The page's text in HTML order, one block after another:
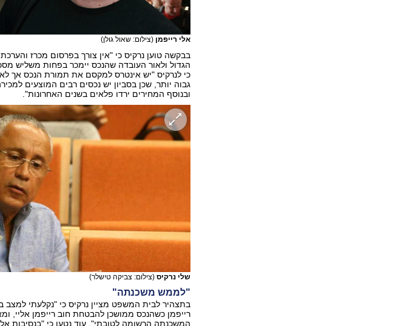
אלי רייפמן (צילום: שאול גולן)
בבקשה טוען נרקיס כי "אין צורך בפרסום מכרז
הגדול ולאור העובדה שהנכס יימכר בפחות משליש
כי לנרקיס "יש אינטרס למקסם את תמורת הנכס אך
גבוה יותר, שכן בסביון יש נכסים רבים המוצעים
ובנוסף המחירים ירדו פלאים בשנים האחרונות".
שלי נרקיס (צילום: צביקה טישלר)
"לממש משכנתה"
בתצהיר לבית המשפט מציין נרקיס כי "נקלעתי למצב
רייפמן כשהנכס ממושכן להבטחת חוב רייפמן אליי,
המשכנתה הרשומה לטובתי". עוד נטען כי "בנסיבות